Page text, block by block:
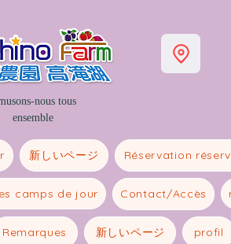
nous tous
ensemble
新しいページ Réservation
camps de jour Contact/Accès
Remarques 新しいページ profil